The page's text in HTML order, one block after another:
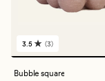
3
omdömen
med
3.5 (3)
Bubble square